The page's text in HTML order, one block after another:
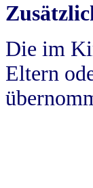
Die im
Eltern